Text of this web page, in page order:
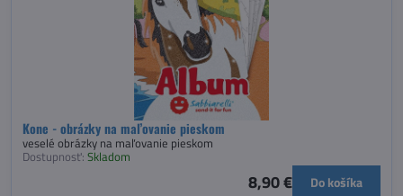
Kone - obrázky na maľovanie pieskom
veselé obrázky na maľovanie pieskom
Dostupnosť: Skladom
8,90 € Do košíka